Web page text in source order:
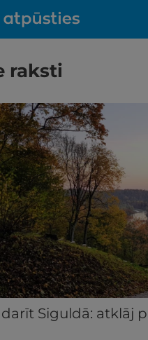
raksti
darīt Siguldā: atklāj